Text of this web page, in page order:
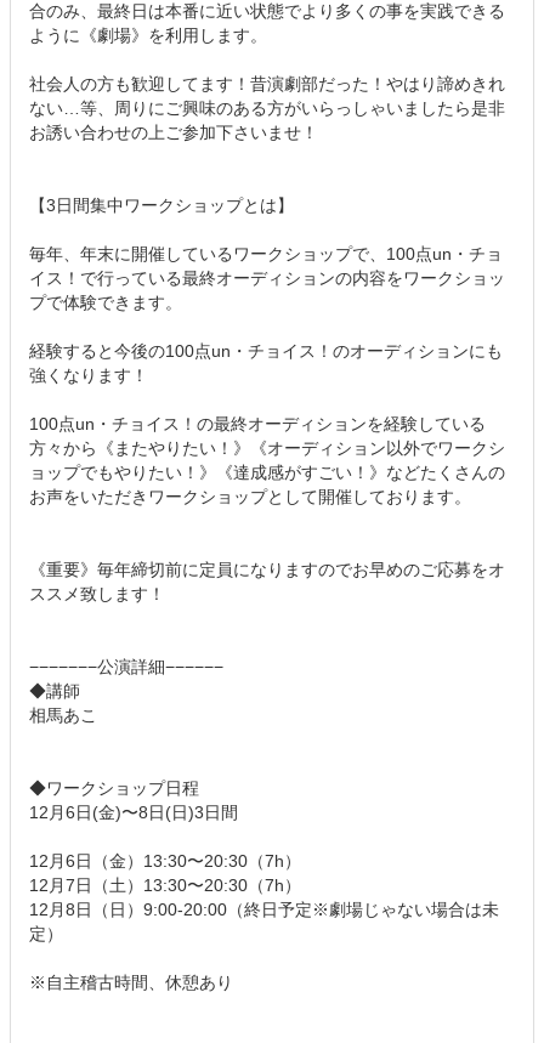
合のみ、最終日は本番に近い状態でより多くの事を実践できる
ように《劇場》を利用します。
社会人の方も歓迎してます！昔演劇部だった！やはり諦めきれ
ない…等、周りにご興味のある方がいらっしゃいましたら是非
お誘い合わせの上ご参加下さいませ！
【3日間集中ワークショップとは】
毎年、年末に開催しているワークショップで、100点un・チョ
イス！で行っている最終オーディションの内容をワークショッ
プで体験できます。
経験すると今後の100点un・チョイス！のオーディションにも
強くなります！
100点un・チョイス！の最終オーディションを経験している
方々から《またやりたい！》《オーディション以外でワークシ
ョップでもやりたい！》《達成感がすごい！》などたくさんの
お声をいただきワークショップとして開催しております。
《重要》毎年締切前に定員になりますのでお早めのご応募をオ
ススメ致します！
−−−−−−−公演詳細−−−−−−
◆講師
相馬あこ
◆ワークショップ日程
12月6日(金)〜8日(日)3日間
12月6日（金）13:30〜20:30（7h）
12月7日（土）13:30〜20:30（7h）
12月8日（日）9:00-20:00（終日予定※劇場じゃない場合は未
定）
※自主稽古時間、休憩あり